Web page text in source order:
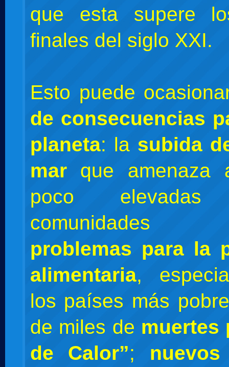
que esta supere
finales del siglo XXI.
Esto puede
de consecuencias
planeta: la subida
mar que amenaza
poco
comunidades
problemas para la
alimentaria,
los países más
de miles de muertes
de Calor”;